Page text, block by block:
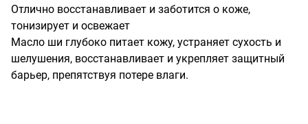
Отлично восстанавливает и заботится о коже,
тонизирует и освежает
Масло ши глубоко питает кожу, устраняет сухость и
шелушения, восстанавливает и укрепляет защитный
барьер, препятствуя потере влаги.